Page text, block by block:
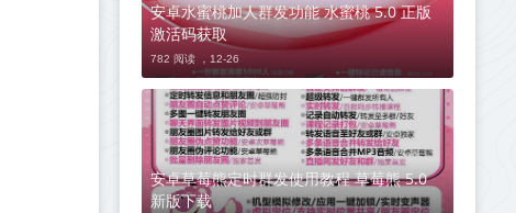
安卓水蜜桃加人群发功能 水蜜桃 5.0 正版
激活码获取
782 阅读 ， 12-26
安卓草莓熊定时群发使用教程 草莓熊 5.0
新版下载